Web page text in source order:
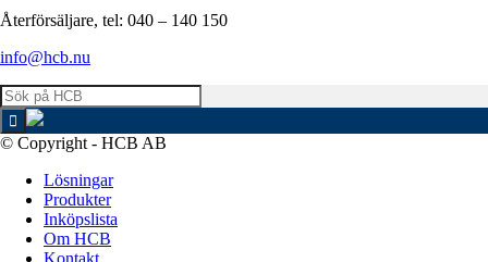
Återförsäljare, tel: 040 – 140 150
info@hcb.nu
© Copyright - HCB AB
Lösningar
Produkter
Inköpslista
Om HCB
Kontakt